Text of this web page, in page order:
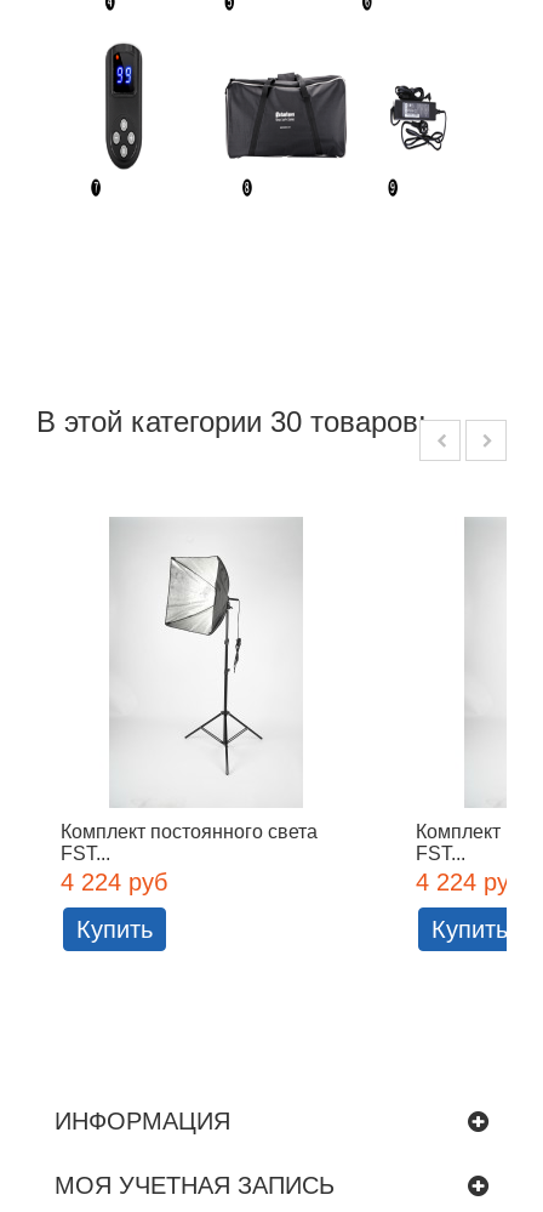
В этой категории 30 товаров:
Комплект постоянного света
FST...
4 224 руб
Купить
Комплект
FST...
4 224 руб
Купить
ИНФОРМАЦИЯ
МОЯ УЧЕТНАЯ ЗАПИСЬ